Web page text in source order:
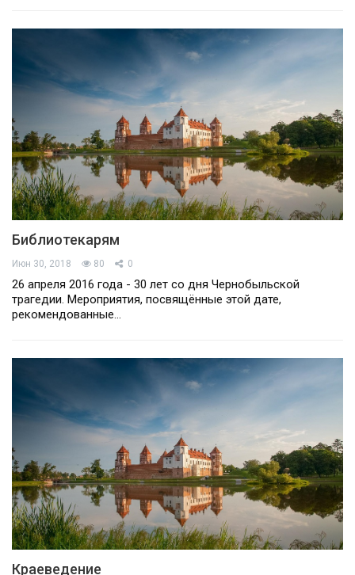
Библиотекарям
Июн 30, 2018 80 0
26 апреля 2016 года - 30 лет со дня Чернобыльской
трагедии. Мероприятия, посвящённые этой дате,
рекомендованные…
Краеведение